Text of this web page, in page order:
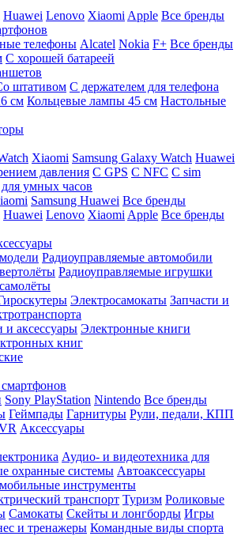
Huawei Lenovo Xiaomi Apple Все бренды
телефоны Alcatel Nokia F+ Все бренды
С хорошей батареей
штативом C держателем для телефона
см Кольцевые лампы 45 см Настольные
Xiaomi Samsung Galaxy Watch Huawei
давления C GPS C NFC C sim
умных часов
Samsung Huawei Все бренды
Huawei Lenovo Xiaomi Apple Все бренды
Радиоуправляемые автомобили
Радиоуправляемые игрушки
Электросамокаты Запчасти и
аксессуары Электронные книги
книг
Sony PlayStation Nintendo Все бренды
Геймпады Гарнитуры Рули, педали, КПП
Аксессуары
Аудио- и видеотехника для
охранные системы Автоаксессуары
инструменты
транспорт Туризм Роликовые
Самокаты Скейты и лонгборды Игры
и тренажеры Командные виды спорта